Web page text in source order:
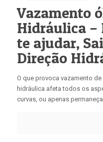
Vazamento
Hidráulica –
te ajudar,
Direção
O que provoca vazamento
hidráulica afeta todos os
curvas, ou apenas